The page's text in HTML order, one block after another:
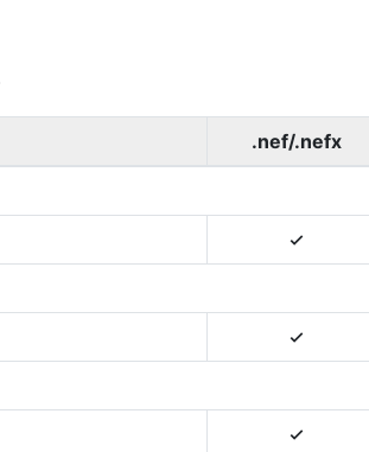
.nef/.nefx
4
4
4